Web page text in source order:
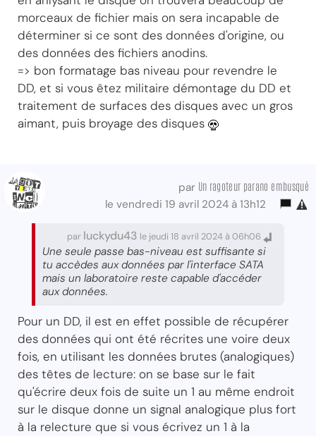
morceaux de fichier mais on sera incapable de
déterminer si ce sont des données d'origine, ou
des données des fichiers anodins.
=> bon formatage bas niveau pour revendre le
DD, et si vous êtez militaire démontage du DD et
traitement de surfaces des disques avec un gros
aimant, puis broyage des disques
par Un ragoteur parano embusqué
le vendredi 19 avril 2024 à 13h12
par luckydu43 le jeudi 18 avril 2024 à 06h06
Une seule passe bas-niveau est suffisante si
tu accèdes aux données par l'interface SATA
mais un laboratoire reste capable d'accéder
aux données.
Pour un DD, il est en effet possible de récupérer
des données qui ont été récrites une voire deux
fois, en utilisant les données brutes (analogiques)
des têtes de lecture: on se base sur le fait
qu'écrire deux fois de suite un 1 au même endroit
sur le disque donne un signal analogique plus fort
à la relecture que si vous écrivez un 1 à la